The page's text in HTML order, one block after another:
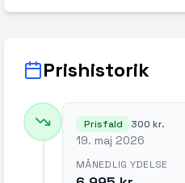
Prishistorik
Prisfald 300 kr.
19. maj 2026
MÅNEDLIG YDELSE